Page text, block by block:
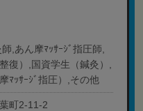
,あん摩ﾏｯｻｰｼﾞ指圧師,
復）,国資学生（鍼灸）,
ﾏｯｻｰｼﾞ指圧）,その他
町2-11-2